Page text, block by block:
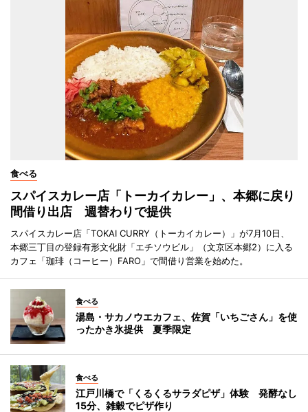
食べる
スパイスカレー店「トーカイカレー」、本郷に戻り
間借り出店 週替わりで提供
スパイスカレー店「TOKAI CURRY（トーカイカレー）」が7月10日、
本郷三丁目の登録有形文化財「エチソウビル」（文京区本郷2）に入る
カフェ「珈琲（コーヒー）FARO」で間借り営業を始めた。
食べる
湯島・サカノウエカフェ、佐賀「いちごさん」を使
ったかき氷提供 夏季限定
食べる
江戸川橋で「くるくるサラダピザ」体験 発酵なし
15分、雑穀でピザ作り